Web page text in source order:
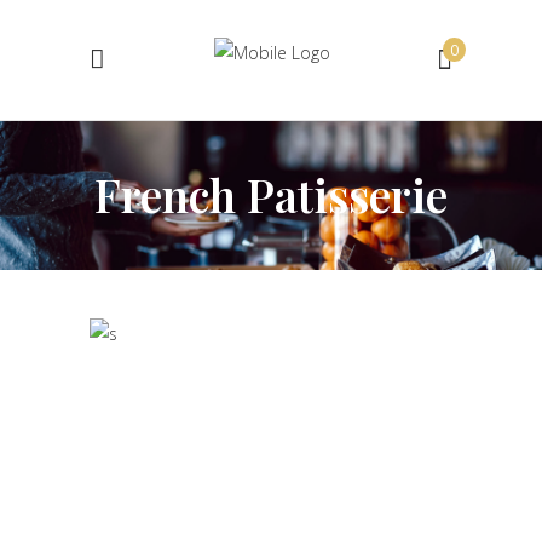
0
No products in the cart.
French Patisserie